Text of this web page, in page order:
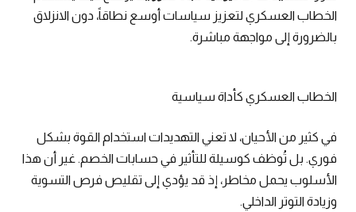
الخطاب العسكري لتعزيز سياسات أوسع نطاقاً، دون الانزلاق
بالضرورة إلى مواجهة مباشرة.
الخطاب العسكري كأداة سياسية
في كثير من الأحيان، لا تعني التهديدات استخدام القوة بشكل
فوري. بل تُوظف كوسيلة للتأثير في حسابات الخصم. غير أن هذا
الأسلوب يحمل مخاطر، إذ قد يؤدي إلى تقليص فرص التسوية
وزيادة التوتر الداخلي.